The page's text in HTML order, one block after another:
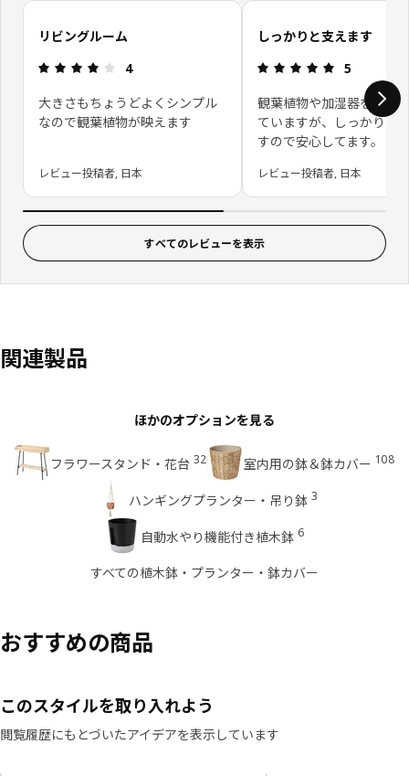
お客さまレビューをスキップ
リビングルーム
レビュー: 4 5 星の数
4
大きさもちょうどよくシンプル
なので観葉植物が映えます
レビュー投稿者, 日本
しっかりと支えます
レビュー: 5
5
観葉植物や加湿器を乗せ
ていますが、しっかりと
すので安心してます。
レビュー投稿者, 日本
すべてのレビューを表示
関連製品
ほかのオプションを見る
フラワースタンド・花台 32 室内用の鉢＆鉢カバー 108
ハンギングプランター・吊り鉢 3
自動水やり機能付き植木鉢 6
すべての植木鉢・プランター・鉢カバー
おすすめの商品
このスタイルを取り入れよう
閲覧履歴にもとづいたアイデアを表示しています